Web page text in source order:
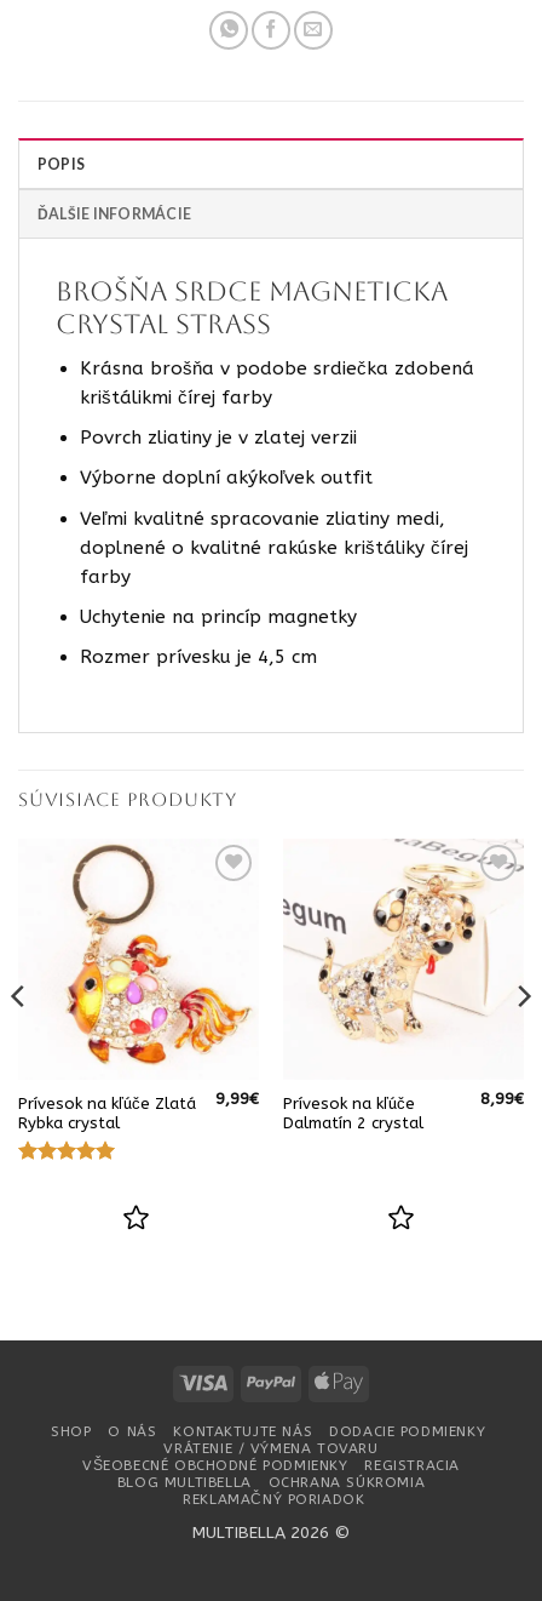
POPIS
ĎALŠIE INFORMÁCIE
Brošňa Srdce magneticka
crystal strass
Krásna brošňa v podobe srdiečka zdobená
krištálikmi čírej farby
Povrch zliatiny je v zlatej verzii
Výborne doplní akýkoľvek outfit
Veľmi kvalitné spracovanie zliatiny medi,
doplnené o kvalitné rakúske krištáliky čírej
farby
Uchytenie na princíp magnetky
Rozmer prívesku je 4,5 cm
SÚVISIACE PRODUKTY
Prívesok na kľúče Zlatá
Rybka crystal
9,99€
Prívesok na kľúče
Dalmatín 2 crystal
8,99€
Visa PayPal
Apple
SHOP O NÁS KONTAKTUJTE NÁS
DODACIE PODMIENKY
VRÁTENIE / VÝMENA TOVARU
VŠEOBECNÉ OBCHODNÉ PODMIENKY
REGISTRACIA
BLOG MULTIBELLA
OCHRANA SÚKROMIA
REKLAMAČNÝ PORIADOK
MULTIBELLA 2026 ©